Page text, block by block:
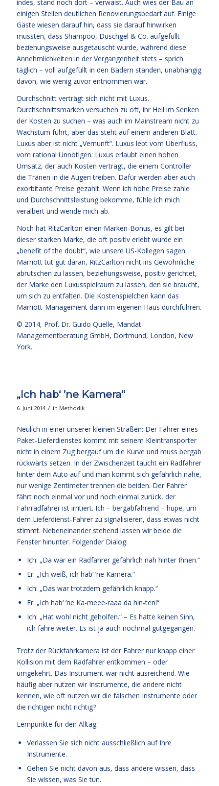
indes, stand noch dort – verwaist. Auch wies der Bau an
einigen Stellen deutlichen Renovierungsbedarf auf. Einige
Gäste wiesen darauf hin, dass sie darauf hinwirken
mussten, dass Shampoo, Duschgel & Co. aufgefüllt
beziehungsweise ausgetauscht wurde, während diese
Annehmlichkeiten in der Vergangenheit stets – sprich
täglich – voll aufgefüllt in den Bädern standen, unabhängig
davon, wie wenig zuvor entnommen war.
Durchschnitt verträgt sich nicht mit Luxus.
Durchschnittsmarken versuchen zu oft, ihr Heil im Senken
der Kosten zu suchen – was auch im Mainstream nicht zu
Wachstum führt, aber das steht auf einem anderen Blatt.
Luxus aber ist nicht „Vernunft“. Luxus lebt vom Überfluss,
vom rational Unnötigen: Luxus erlaubt einen hohen
Umsatz, der auch Kosten verträgt, die einem Controller
die Tränen in die Augen treiben. Dafür werden aber auch
exorbitante Preise gezahlt. Wenn ich hohe Preise zahle
und Durchschnittsleistung bekomme, fühle ich mich
veralbert und wende mich ab.
Noch hat RitzCarlton einen Marken-Bonus, es gilt bei
dieser starken Marke, die oft positiv erlebt wurde ein
„benefit of the doubt“, wie unsere US-Kollegen sagen.
Marriott tut gut daran, RitzCarlton nicht ins Gewöhnliche
abrutschen zu lassen, beziehungsweise, positiv gerichtet,
der Marke den Luxusspielraum zu lassen, den sie braucht,
um sich zu entfalten. Die Kostenspielchen kann das
Marriott-Management dann im eigenen Haus durchführen.
© 2014, Prof. Dr. Guido Quelle, Mandat
Managementberatung GmbH, Dortmund, London, New
York.
„Ich hab‘ ’ne Kamera“
6. Juni 2014 / in Methodik
Neulich in einer unserer kleinen Straßen: Der Fahrer eines
Paket-Lieferdienstes kommt mit seinem Kleintransporter
nicht in einem Zug bergauf um die Kurve und muss bergab
rückwärts setzen. In der Zwischenzeit taucht ein Radfahrer
hinter dem Auto auf und man kommt sich gefährlich nahe,
nur wenige Zentimeter trennen die beiden. Der Fahrer
fährt noch einmal vor und noch einmal zurück, der
Fahrradfahrer ist irritiert. Ich – bergabfahrend – hupe, um
dem Lieferdienst-Fahrer zu signalisieren, dass etwas nicht
stimmt. Nebeneinander stehend lassen wir beide die
Fenster hinunter. Folgender Dialog:
Ich: „Da war ein Radfahrer gefährlich nah hinter Ihnen.“
Er: „Ich weiß, ich hab‘ ’ne Kamera.“
Ich: „Das war trotzdem gefährlich knapp.“
Er: „Ich hab‘ ’ne Ka-meee-raaa da hin-ten!“
Ich: „Hat wohl nicht geholfen.“ – Es hatte keinen Sinn,
ich fahre weiter. Es ist ja auch nochmal gutgegangen.
Trotz der Rückfahrkamera ist der Fahrer nur knapp einer
Kollision mit dem Radfahrer entkommen – oder
umgekehrt. Das Instrument war nicht ausreichend. Wie
häufig aber nutzen wir Instrumente, die andere nicht
kennen, wie oft nutzen wir die falschen Instrumente oder
die richtigen nicht richtig?
Lernpunkte für den Alltag:
Verlassen Sie sich nicht ausschließlich auf Ihre
Instrumente.
Gehen Sie nicht davon aus, dass andere wissen, dass
Sie wissen, was Sie tun.